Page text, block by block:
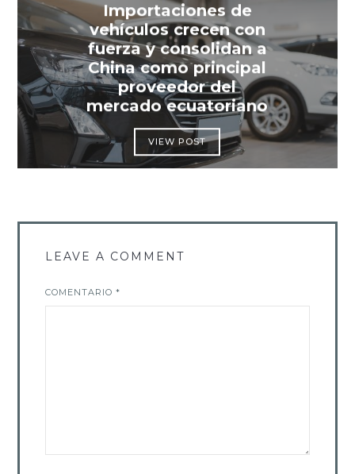
Importaciones de
vehículos crecen con
fuerza y consolidan a
China como principal
proveedor del
mercado ecuatoriano
VIEW POST
LEAVE A COMMENT
COMENTARIO*